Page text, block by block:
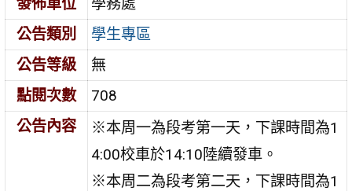
公告類別
學生專區
公告等級
無
點閱次數
708
公告內容
※本周一為段考第一天，下課時間為1
4:00校車於14:10陸續發車。
※本周二為段考第二天，下課時間為1